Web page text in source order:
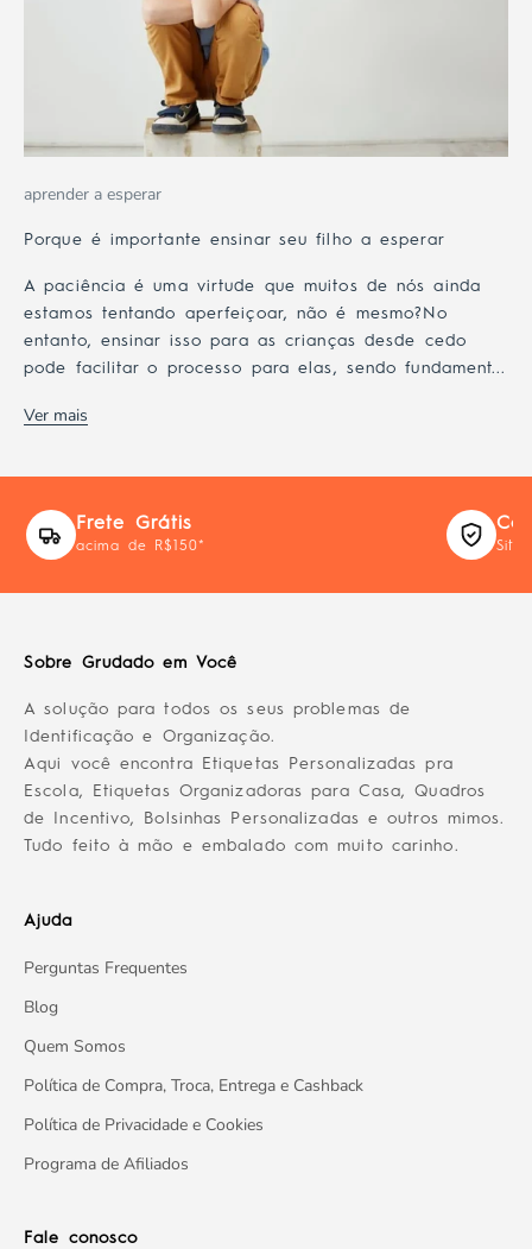
aprender a esperar
Porque é importante ensinar seu filho a esperar
A paciência é uma virtude que muitos de nós ainda
estamos tentando aperfeiçoar, não é mesmo?No
entanto, ensinar isso para as crianças desde cedo
pode facilitar o processo para elas, sendo fundament...
Ver mais
Frete Grátis
acima de R$150* Site
Sobre Grudado em Você
A solução para todos os seus problemas de
Identificação e Organização.
Aqui você encontra Etiquetas Personalizadas pra
Escola, Etiquetas Organizadoras para Casa, Quadros
de Incentivo, Bolsinhas Personalizadas e outros mimos.
Tudo feito à mão e embalado com muito carinho.
Ajuda
Perguntas Frequentes
Blog
Quem Somos
Política de Compra, Troca, Entrega e Cashback
Política de Privacidade e Cookies
Programa de Afiliados
Fale conosco